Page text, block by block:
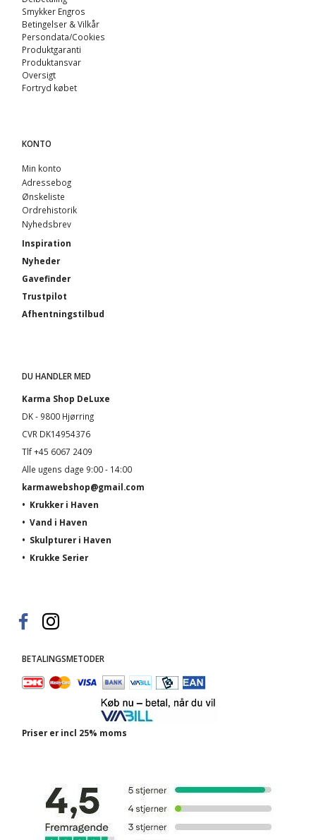
Smykker Engros
Betingelser & Vilkår
Persondata/Cookies
Produktgaranti
Produktansvar
Oversigt
Fortryd købet
KONTO
Min konto
Adressebog
Ønskeliste
Ordrehistorik
Nyhedsbrev
Inspiration
Nyheder
Gavefinder
Trustpilot
Afhentningstilbud
DU HANDLER MED
Karma Shop DeLuxe
DK - 9800 Hjørring
CVR DK14954376
Tlf +45 6067 2409
Alle ugens dage 9:00 - 14:00
karmawebshop@gmail.com
• Krukker i Haven
• Vand i Haven
• Skulpturer i Haven
• Krukke Serier
BETALINGSMETODER
Priser er incl 25% moms